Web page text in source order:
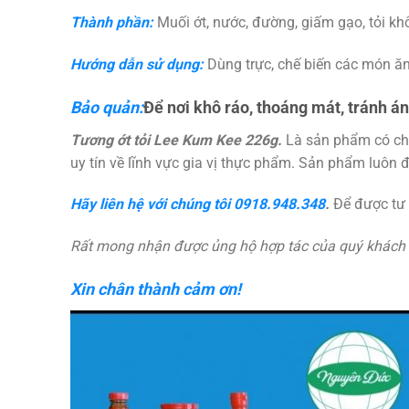
Thành phần:Muối ớt, nước, đường, giấm gạo, tỏi
Hướng dẫn sử dụng:Dùng trực, chế biến các món
Bảo quản:Để nơi khô ráo, thoáng mát, tránh
Tương ớt tỏi Lee Kum Kee 226g. Là sản phẩm có
uy tín về lĩnh vực gia vị thực phẩm. Sản phẩm luôn
Hãy liên hệ với chúng tôi 0918.948.348. Để được tư
Rất mong nhận được ủng hộ hợp tác của quý khách
Xin chân thành cảm ơn!